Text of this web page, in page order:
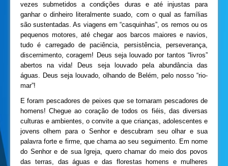
vezes submetidos a condições duras e até injustas para
ganhar o dinheiro literalmente suado, com o qual as famílias
são sustentadas. As viagens em “casquinhas”, os remos ou os
pequenos motores, até chegar aos barcos maiores e navios,
tudo é carregado de paciência, persistência, perseverança,
discernimento, coragem! Deus seja louvado por tantos “livros”
abertos na vida! Deus seja louvado pela abundância das
águas. Deus seja louvado, olhando de Belém, pelo nosso “rio-
mar”!
E foram pescadores de peixes que se tornaram pescadores de
homens! Chegue ao coração de todos os fiéis, das diversas
culturas e ambientes, o convite a que crianças, adolescentes e
jovens olhem para o Senhor e descubram seu olhar e sua
palavra forte e firme, que chama ao seu seguimento. Em nome
do Senhor e de sua Igreja, quero chamar do meio dos povos
das terras, das águas e das florestas homens e mulheres